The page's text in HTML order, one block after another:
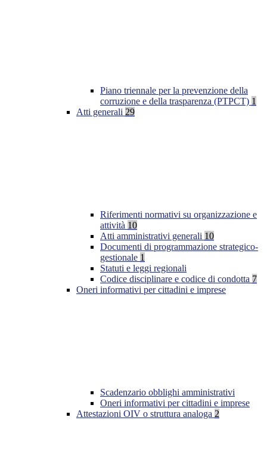
Piano triennale per la prevenzione della
corruzione e della trasparenza (PTPCT) 1
Atti generali 29
Riferimenti normativi su organizzazione e
attività 10
Atti amministrativi generali 10
Documenti di programmazione strategico-
gestionale 1
Statuti e leggi regionali
Codice disciplinare e codice di condotta 7
Oneri informativi per cittadini e imprese
Scadenzario obblighi amministrativi
Oneri informativi per cittadini e imprese
Attestazioni OIV o struttura analoga 2